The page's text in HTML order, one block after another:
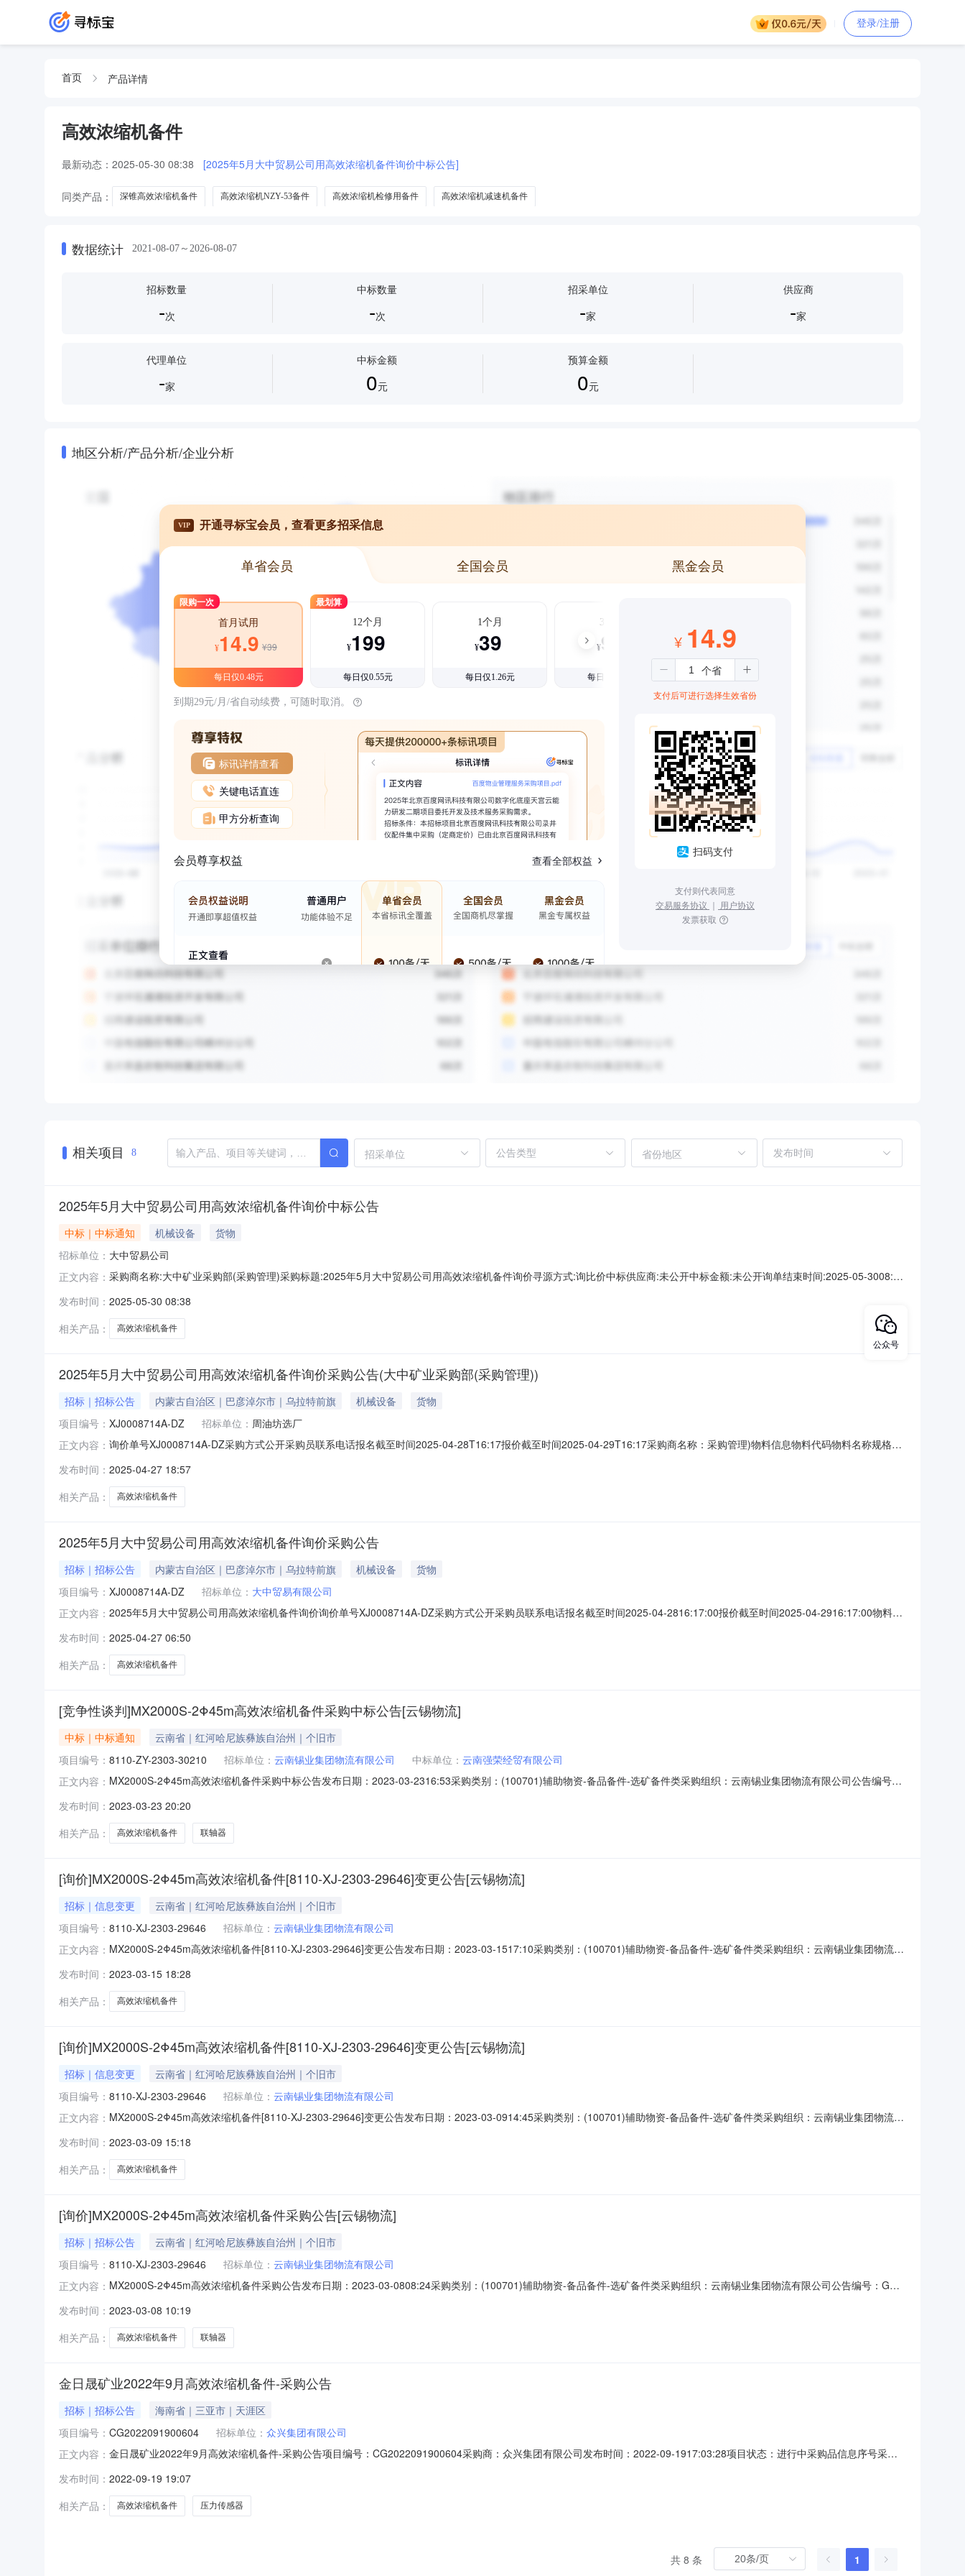
登录/注册
首页 产品详情
高效浓缩机备件
最新动态： 2025-05-30 08:38 [2025年5月大中贸易公司用高效浓缩机备件询价中标公告]
同类产品： 深锥高效浓缩机备件 高效浓缩机NZY-53备件 高效浓缩机检修用备件 高效浓缩机减速机备件
数据统计 2021-08-07～2026-08-07
招标数量
-次
中标数量
-次
招采单位
-家
供应商
-家
代理单位
-家
中标金额
0元
预算金额
0元
地区分析/产品分析/企业分析
VIP 开通寻标宝会员，查看更多招采信息
单省会员 全国会员 黑金会员
限购一次
首月试用
¥14.9 ¥39
每日仅0.48元
最划算
12个月
¥199
每日仅0.55元
1个月
¥39
每日仅1.26元
3个月
¥99
每日仅1.08元
到期29元/月/省自动续费，可随时取消。
标讯详情查看
关键电话直连
甲方分析查询
会员尊享权益 查看全部权益
¥ 14.9
支付后可进行选择生效省份
扫码支付
支付则代表同意
交易服务协议 ｜ 用户协议
发票获取
相关项目 8 招采单位 省份地区
2025年5月大中贸易公司用高效浓缩机备件询价中标公告
中标｜中标通知 机械设备
货物
招标单位： 大中贸易公司
正文内容： 采购商名称:大中矿业采购部(采购管理)采购标题:2025年5月大中贸易公司用高效浓缩机备件询价寻源方式:询比价中标供应商:未公开中标金额:未公开询单结束时间:2025-05-3008:08
发布时间： 2025-05-30 08:38
相关产品：
高效浓缩机备件
2025年5月大中贸易公司用高效浓缩机备件询价采购公告(大中矿业采购部(采购管理))
招标｜招标公告 内蒙古自治区｜巴彦淖尔市｜乌拉特前旗 机械设备
货物
项目编号： XJ0008714A-DZ 招标单位： 周油坊选厂
正文内容： 询价单号XJ0008714A-DZ采购方式公开采购员联系电话报名截至时间2025-04-28T16:17报价截至时间2025-04-29T16:17采购商名称：采购管理)物料信息物料代码物料名称规格型
霍邱，采购标准：国标询价条款一、交货地址：内蒙古巴彦淖尔市乌拉特前旗二、保证金额度：0.0元三、商务条款：根据需方情况
发布时间： 2025-04-27 18:57
相关产品：
高效浓缩机备件
2025年5月大中贸易公司用高效浓缩机备件询价采购公告
招标｜招标公告 内蒙古自治区｜巴彦淖尔市｜乌拉特前旗 机械设备
货物
项目编号： XJ0008714A-DZ 招标单位： 大中贸易有限公司
正文内容： 2025年5月大中贸易公司用高效浓缩机备件询价询价单号XJ0008714A-DZ采购方式公开采购员联系电话报名截至时间2025-04-2816:17:00报价截至时间2025-04-2916:17:00物料代
易有限公司，收货地区：霍邱，采购标准：国标询单要求询价条款一、交货地址：内蒙古巴彦淖尔市乌拉特前旗二、保
发布时间： 2025-04-27 06:50
相关产品：
高效浓缩机备件
[竞争性谈判]MX2000S-2Φ45m高效浓缩机备件采购中标公告[云锡物流]
中标｜中标通知
云南省｜红河哈尼族彝族自治州｜个旧市
项目编号： 8110-ZY-2303-30210 招标单位： 云南锡业集团物流有限公司 中标单位： 云南强荣经贸有限公司
正文内容： MX2000S-2Φ45m高效浓缩机备件采购中标公告发布日期：2023-03-2316:53采购类别：(100701)辅助物资-备品备件-选矿备件类采购组织：云南锡业集团物流有限公司公告编号：
项目标号：8110-ZY-2303-30210项目标名：MX2000S-2Φ45m高效浓缩机备件序号物料描述物料名称需用公司单位中标数量中标单位12
发布时间： 2023-03-23 20:20
相关产品：
高效浓缩机备件 联轴器
[询价]MX2000S-2Φ45m高效浓缩机备件[8110-XJ-2303-29646]变更公告[云锡物流]
招标｜信息变更
云南省｜红河哈尼族彝族自治州｜个旧市
项目编号： 8110-XJ-2303-29646 招标单位： 云南锡业集团物流有限公司
正文内容： MX2000S-2Φ45m高效浓缩机备件[8110-XJ-2303-29646]变更公告发布日期：2023-03-1517:10采购类别：(100701)辅助物资-备品备件-选矿备件类采购组织：云南锡业集团物流有
请谅解。附件：
发布时间： 2023-03-15 18:28
相关产品：
高效浓缩机备件
[询价]MX2000S-2Φ45m高效浓缩机备件[8110-XJ-2303-29646]变更公告[云锡物流]
招标｜信息变更
云南省｜红河哈尼族彝族自治州｜个旧市
项目编号： 8110-XJ-2303-29646 招标单位： 云南锡业集团物流有限公司
正文内容： MX2000S-2Φ45m高效浓缩机备件[8110-XJ-2303-29646]变更公告发布日期：2023-03-0914:45采购类别：(100701)辅助物资-备品备件-选矿备件类采购组织：云南锡业集团物流有
整为2023年03月14日10:00;投标截止时间由2023年03月09日14:00调整为2023年
发布时间： 2023-03-09 15:18
相关产品：
高效浓缩机备件
[询价]MX2000S-2Φ45m高效浓缩机备件采购公告[云锡物流]
招标｜招标公告
云南省｜红河哈尼族彝族自治州｜个旧市
项目编号： 8110-XJ-2303-29646 招标单位： 云南锡业集团物流有限公司
正文内容： MX2000S-2Φ45m高效浓缩机备件采购公告发布日期：2023-03-0808:24采购类别：(100701)辅助物资-备品备件-选矿备件类采购组织：云南锡业集团物流有限公司公告编号：GG-
容项目标号：8110-XJ-2303-29646项目标名：MX2000S-2Φ45m高效浓缩机备件交货地点和时间：按实际订单地址发货,2023-04
发布时间： 2023-03-08 10:19
相关产品：
高效浓缩机备件 联轴器
金日晟矿业2022年9月高效浓缩机备件-采购公告
招标｜招标公告
海南省｜三亚市｜天涯区
项目编号： CG2022091900604 招标单位： 众兴集团有限公司
正文内容： 金日晟矿业2022年9月高效浓缩机备件-采购公告项目编号：CG2022091900604采购商：众兴集团有限公司发布时间：2022-09-1917:03:28项目状态：进行中采购品信息序号采购
系电话：18******电子邮箱：******
发布时间： 2022-09-19 19:07
相关产品：
高效浓缩机备件 压力传感器
共 8 条 1
公众号